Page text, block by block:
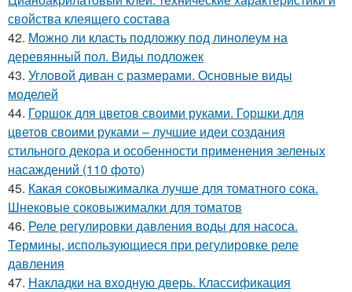
свойства клеящего состава
42. Можно ли класть подложку под линолеум на
деревянный пол. Виды подложек
43. Угловой диван с размерами. Основные виды
моделей
44. Горшок для цветов своими руками. Горшки для
цветов своими руками – лучшие идеи создания
стильного декора и особенности применения зеленых
насаждений (110 фото)
45. Какая соковыжималка лучше для томатного сока.
Шнековые соковыжималки для томатов
46. Реле регулировки давления воды для насоса.
Термины, использующиеся при регулировке реле
давления
47. Накладки на входную дверь. Классификация